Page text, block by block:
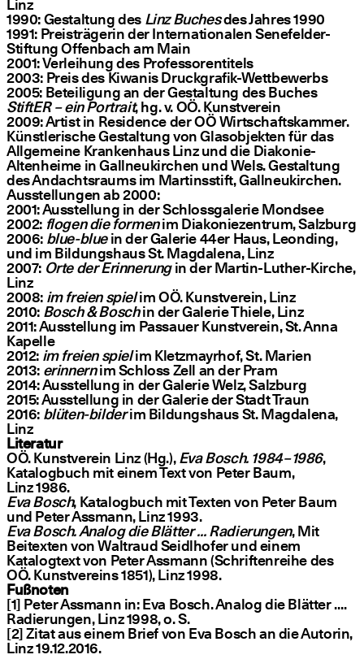
Linz
1990: Gestaltung des Linz Buchesdes Jahres 1990
1991: Preisträgerin der Internationalen Senefelder-
Stiftung Offenbach am Main
2001: Verleihung des Professorentitels
2003: Preis des Kiwanis Druckgrafik-Wettbewerbs
2005: Beteiligung an der Gestaltung des Buches
StiftER – ein Portrait, hg. v. OÖ. Kunstverein
2009: Artist in Residence der OÖ Wirtschaftskammer.
Künstlerische Gestaltung von Glasobjekten für das
Allgemeine Krankenhaus Linz und die Diakonie-
Altenheime in Gallneukirchen und Wels. Gestaltung
des Andachtsraums im Martinsstift, Gallneukirchen.
Ausstellungen ab 2000:
2001: Ausstellung in der Schlossgalerie Mondsee
2002: flogen die formenim Diakoniezentrum, Salzburg
2006: blue-bluein der Galerie 44er Haus, Leonding,
und im Bildungshaus St. Magdalena, Linz
2007: Orte der Erinnerungin der Martin-Luther-Kirche,
Linz
2008: im freien spielim OÖ. Kunstverein, Linz
2010: Bosch & Boschin der Galerie Thiele, Linz
2011: Ausstellung im Passauer Kunstverein, St. Anna
Kapelle
2012: im freien spielim Kletzmayrhof, St. Marien
2013: erinnernim Schloss Zell an der Pram
2014: Ausstellung in der Galerie Welz, Salzburg
2015: Ausstellung in der Galerie der Stadt Traun
2016: blüten-bilderim Bildungshaus St. Magdalena,
Linz
Literatur
OÖ. Kunstverein Linz (Hg.),Eva Bosch. 1984 – 1986,
Katalogbuch mit einem Text von Peter Baum,
Linz 1986.
Eva Bosch, Katalogbuch mit Texten von Peter Baum
und Peter Assmann, Linz 1993.
Eva Bosch. Analog die Blätter … Radierungen, Mit
Beitexten von Waltraud Seidlhofer und einem
Katalogtext von Peter Assmann (Schriftenreihe des
OÖ. Kunstvereins 1851), Linz 1998.
Fußnoten
[1] Peter Assmann in: Eva Bosch. Analog die Blätter ….
Radierungen, Linz 1998, o. S.
[2] Zitat aus einem Brief von Eva Bosch an die Autorin,
Linz 19.12.2016.